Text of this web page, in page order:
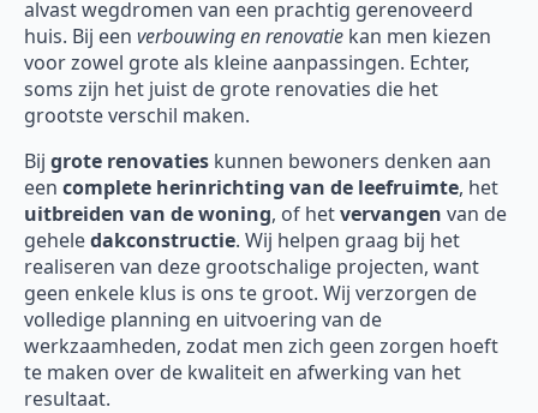
alvast wegdromen van een prachtig gerenoveerd
huis. Bij een verbouwing en renovatie kan men kiezen
voor zowel grote als kleine aanpassingen. Echter,
soms zijn het juist de grote renovaties die het
grootste verschil maken.
Bij grote renovaties kunnen bewoners denken aan
een complete herinrichting van de leefruimte, het
uitbreiden van de woning, of hetvervangen van de
geheledakconstructie. Wij helpen graag bij het
realiseren van deze grootschalige projecten, want
geen enkele klus is ons te groot. Wij verzorgen de
volledige planning en uitvoering van de
werkzaamheden, zodat men zich geen zorgen hoeft
te maken over de kwaliteit en afwerking van het
resultaat.